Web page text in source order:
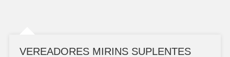
VEREADORES MIRINS SUPLENTES